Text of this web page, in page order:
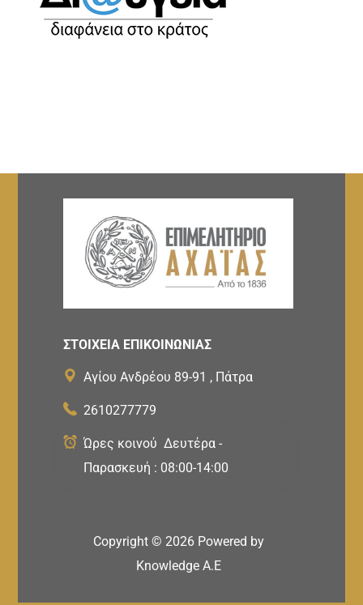
ΣΤΟΙΧΕΙΑ ΕΠΙΚΟΙΝΩΝΙΑΣ
Αγίου Ανδρέου 89-91 , Πάτρα
2610277779
Ώρες κοινού Δευτέρα -
Παρασκευή : 08:00-14:00
Copyright © 2026 Powered by
Knowledge A.E